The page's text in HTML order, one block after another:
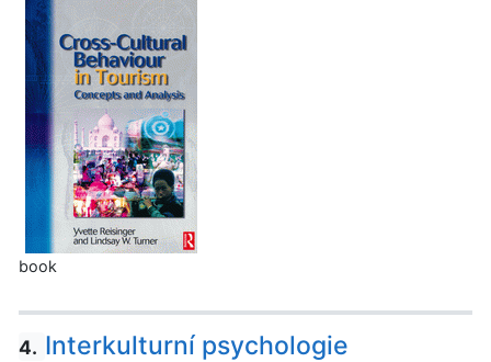
book
4. Interkulturní psychologie